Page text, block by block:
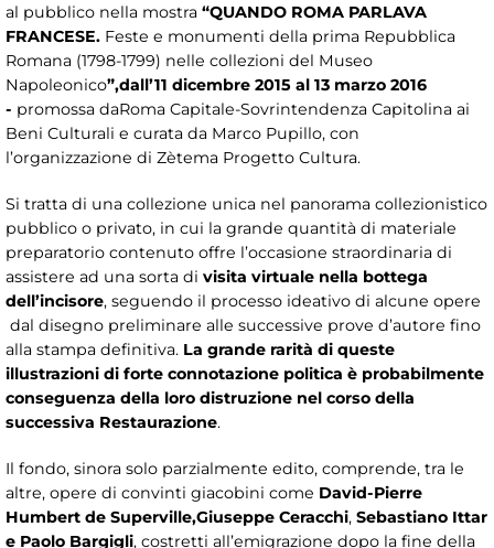
al pubblico nella mostra “QUANDO ROMA PARLAVA
FRANCESE. Feste e monumenti della prima Repubblica
Romana (1798-1799) nelle collezioni del Museo
Napoleonico”,dall’11 dicembre 2015 al 13 marzo 2016
- promossa daRoma Capitale-Sovrintendenza Capitolina ai
Beni Culturali e curata da Marco Pupillo, con
l’organizzazione di Zètema Progetto Cultura.
Si tratta di una collezione unica nel panorama collezionistico
pubblico o privato, in cui la grande quantità di materiale
preparatorio contenuto offre l’occasione straordinaria di
assistere ad una sorta di visita virtuale nella bottega
dell’incisore, seguendo il processo ideativo di alcune opere
dal disegno preliminare alle successive prove d’autore fino
alla stampa definitiva. La grande rarità di queste
illustrazioni di forte connotazione politica è probabilmente
conseguenza della loro distruzione nel corso della
successiva Restaurazione.
Il fondo, sinora solo parzialmente edito, comprende, tra le
altre, opere di convinti giacobini come David-Pierre
Humbert de Superville,Giuseppe Ceracchi, Sebastiano Ittar
e Paolo Bargigli, costretti all’emigrazione dopo la fine della